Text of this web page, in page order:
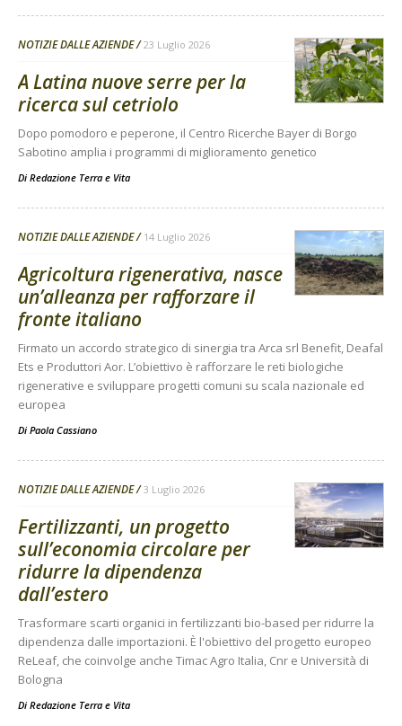
NOTIZIE DALLE AZIENDE 23 Luglio 2026
A Latina nuove serre per la
ricerca sul cetriolo
Dopo pomodoro e peperone, il Centro Ricerche Bayer di Borgo
Sabotino amplia i programmi di miglioramento genetico
Di Redazione Terra e Vita
NOTIZIE DALLE AZIENDE 14 Luglio 2026
Agricoltura rigenerativa, nasce
un’alleanza per rafforzare il
fronte italiano
Firmato un accordo strategico di sinergia tra Arca srl Benefit, Deafal
Ets e Produttori Aor. L’obiettivo è rafforzare le reti biologiche
rigenerative e sviluppare progetti comuni su scala nazionale ed
europea
Di Paola Cassiano
NOTIZIE DALLE AZIENDE 3 Luglio 2026
Fertilizzanti, un progetto
sull’economia circolare per
ridurre la dipendenza
dall’estero
Trasformare scarti organici in fertilizzanti bio-based per ridurre la
dipendenza dalle importazioni. È l'obiettivo del progetto europeo
ReLeaf, che coinvolge anche Timac Agro Italia, Cnr e Università di
Bologna
Di Redazione Terra e Vita